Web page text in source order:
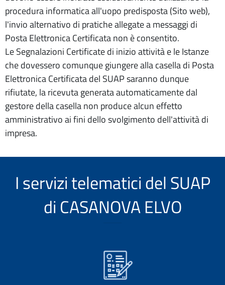
procedura informatica all'uopo predisposta (Sito web),
l'invio alternativo di pratiche allegate a messaggi di
Posta Elettronica Certificata non è consentito.
Le Segnalazioni Certificate di inizio attività e le Istanze
che dovessero comunque giungere alla casella di Posta
Elettronica Certificata del SUAP saranno dunque
rifiutate, la ricevuta generata automaticamente dal
gestore della casella non produce alcun effetto
amministrativo ai fini dello svolgimento dell'attività di
impresa.
I servizi telematici del SUAP
di CASANOVA ELVO